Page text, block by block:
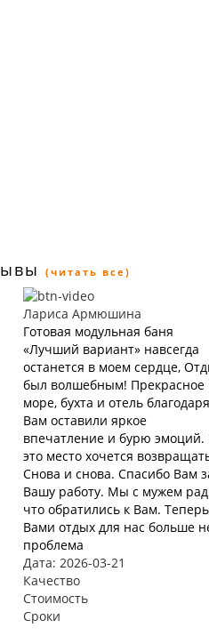
(читать все)
Лариса Армюшина
Готовая модульная баня
«Лучший вариант» навсегда
останется в моем сердце,
был волшебным! Прекрасное
море, бухта и отель благодаря
Вам оставили яркое
впечатление и бурю эмоций.
это место хочется
Снова и снова. Спасибо Вам
Вашу работу. Мы с мужем
что обратились к Вам.
Вами отдых для нас больше
проблема
Дата: 2026-03-21
Качество
Стоимость
Сроки